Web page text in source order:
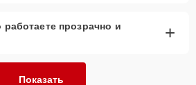
прозрачно и
+
Показать